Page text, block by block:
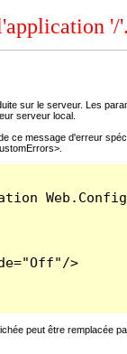
'/'.
sur le serveur. Les
serveur local.
ce message d'erreur
>
peut être remplacée